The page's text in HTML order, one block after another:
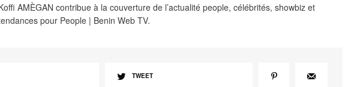
AMÈGAN contribue à la couverture de l’actualité people, célébrités, showbiz et
pour People | Benin Web TV.
TWEET